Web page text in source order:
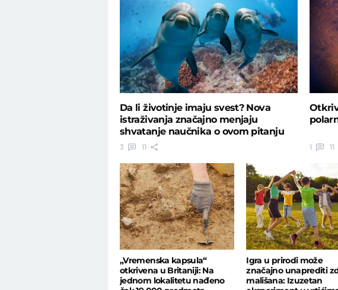
Da li životinje imaju svest? Nova
istraživanja značajno menjaju
shvatanje naučnika o ovom pitanju
3 11 1 11
„Vremenska kapsula“
otkrivena u Britaniji: Na
jednom lokalitetu nađeno
Igra u prirodi može
značajno unaprediti
mališana: Izuzetan